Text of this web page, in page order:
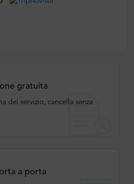
gratuita
del servizio, cancella senza
a porta